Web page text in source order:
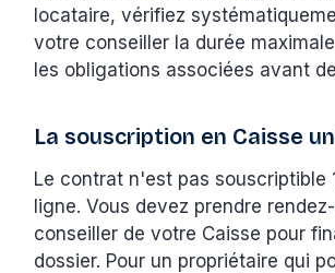
locataire, vérifiez
votre conseiller la durée
les obligations associées avant
La souscription en Caisse
Le contrat n'est pas souscriptible
ligne. Vous devez prendre
conseiller de votre Caisse pour
dossier. Pour un propriétaire qui